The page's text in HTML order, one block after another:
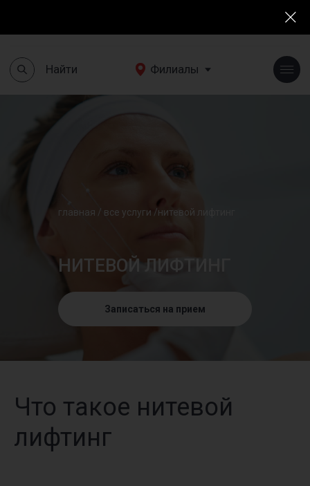
НИТЕВОЙ ЛИФТИНГ
Записаться на прием
главная / все услуги /нитевой лифтинг
Что такое нитевой
лифтинг